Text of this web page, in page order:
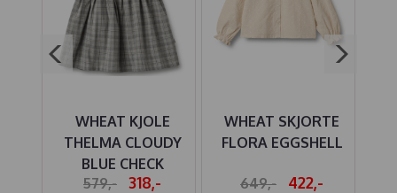
WHEAT KJOLE
THELMA CLOUDY
BLUE CHECK
579,-
318,-
WHEAT SKJORTE
FLORA EGGSHELL
649,-
422,-